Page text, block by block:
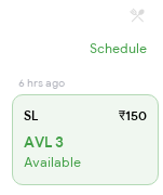
Schedule
6 hrs ago
SL ₹150
AVL 3
Available